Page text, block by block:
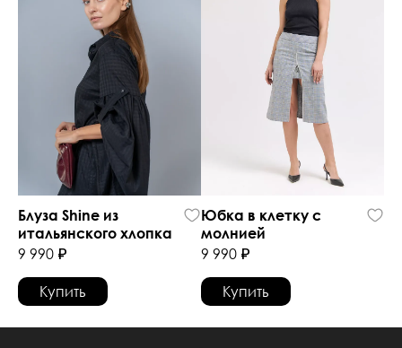
Блуза Shine из
итальянского хлопка
9 990 ₽
Купить
Юбка в клетку с
молнией
9 990 ₽
Купить